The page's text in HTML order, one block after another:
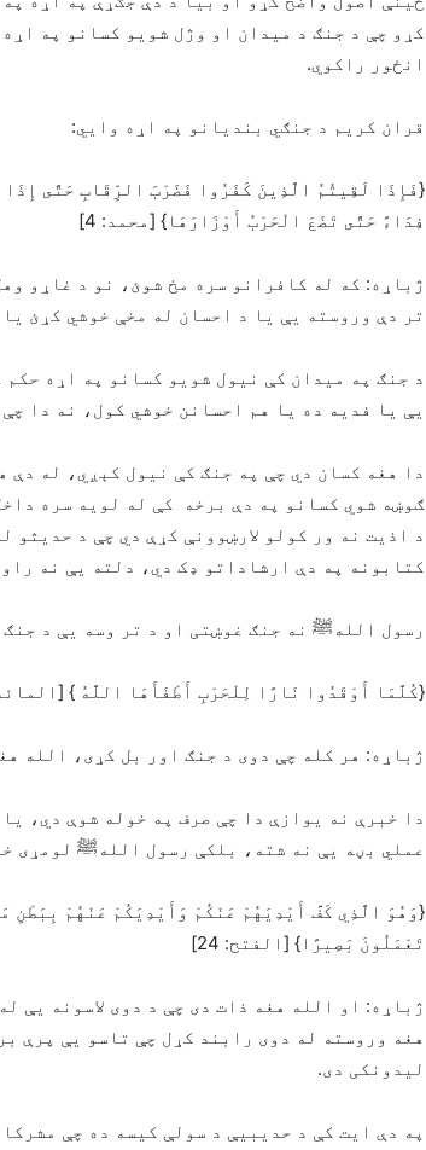
کړو چې د جنګ د میدان او وژل شویو کسانو په
انځور راکوي.
قران کریم د جنګي بندیانو په اړه وايي:
{فَإِذَا لَقِيتُمُ الَّذِينَ كَفَرُوا فَضَرْبَ الرِّقَابِ حَتَّى
فِدَاءً حَتَّى تَضَعَ الْحَرْبُ أَوْزَارَهَا} [محمد: 4]
ژباړه: که له کافرانو سره مخ شوئ، نو د غاړو
تر دې وروسته يې یا د احسان له مخې خوشي کړئ
د جنګ په میدان کې نیول شویو کسانو په اړه
يې یا فدیه ده یا هم احسانن خوشي کول، نه دا
دا هغه کسان دي چې په جنګ کې نیول کېږي، له
ګوښه شوي کسانو په دې برخه کې له لویه سره
د اذیت نه ور کولو لارښوونې کړې دي چې د
کتابونه په دې ارشاداتو ډک دي، دلته يې نه
رسول اللهﷺ نه جنګ غوښتی او د تر وسه يې د
{كُلَّمَا أَوْقَدُوا نَارًا لِلْحَرْبِ أَطْفَأَهَا اللَّهُ } [المائدة:
ژباړه: هر کله چې دوی د جنګ اور بل کړی، الله
دا خبرې نه یوازې دا چې صرف په خوله شوې دي،
عملي بڼه يې نه شته، بلکې رسول اللهﷺ لومړی
{وَهُوَ الَّذِي كَفَّ أَيْدِيَهُمْ عَنْكُمْ وَأَيْدِيَكُمْ عَنْهُمْ بِبَطْنِ
تَعْمَلُونَ بَصِيرًا} [الفتح: 24]
ژباړه: او الله هغه ذات دی چې د دوی لاسونه يې
هغه وروسته له دوی رابند کړل چې تاسو يې پرې
لیدونکی دی.
په دې ایت کې د حدیبیې د سولې کیسه ده چې